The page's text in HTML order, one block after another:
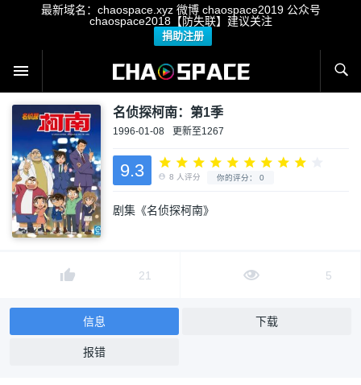
最新域名：chaospace.xyz 微博 chaospace2019 公众号
chaospace2018【防失联】建议关注
捐助注册
名侦探柯南：第1季
1996-01-08 更新至1267
9.3
剧集《名侦探柯南》
21 5
信息 下载
报错